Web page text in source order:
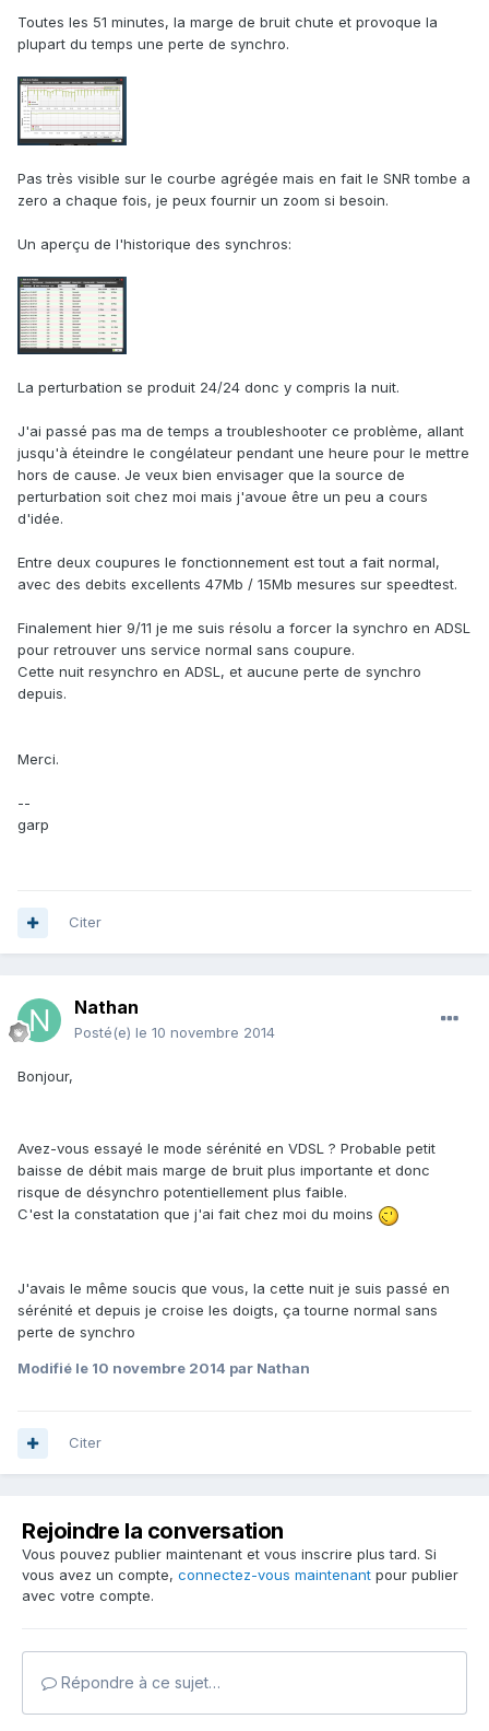
Toutes les 51 minutes, la marge de bruit chute et provoque la
plupart du temps une perte de synchro.
Pas très visible sur le courbe agrégée mais en fait le SNR tombe a
zero a chaque fois, je peux fournir un zoom si besoin.
Un aperçu de l'historique des synchros:
La perturbation se produit 24/24 donc y compris la nuit.
J'ai passé pas ma de temps a troubleshooter ce problème, allant
jusqu'à éteindre le congélateur pendant une heure pour le mettre
hors de cause. Je veux bien envisager que la source de
perturbation soit chez moi mais j'avoue être un peu a cours
d'idée.
Entre deux coupures le fonctionnement est tout a fait normal,
avec des debits excellents 47Mb / 15Mb mesures sur speedtest.
Finalement hier 9/11 je me suis résolu a forcer la synchro en ADSL
pour retrouver uns service normal sans coupure.
Cette nuit resynchro en ADSL, et aucune perte de synchro
depuis.
Merci.
--
garp
Citer
Nathan
Posté(e) le 10 novembre 2014
Bonjour,
Avez-vous essayé le mode sérénité en VDSL ? Probable petit
baisse de débit mais marge de bruit plus importante et donc
risque de désynchro potentiellement plus faible.
C'est la constatation que j'ai fait chez moi du moins
J'avais le même soucis que vous, la cette nuit je suis passé en
sérénité et depuis je croise les doigts, ça tourne normal sans
perte de synchro
Modifié le 10 novembre 2014 par Nathan
Citer
Rejoindre la conversation
Vous pouvez publier maintenant et vous inscrire plus tard. Si
vous avez un compte, connectez-vous maintenant pour publier
avec votre compte.
Répondre à ce sujet…